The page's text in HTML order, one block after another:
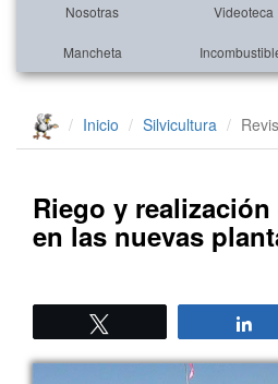
Nosotras Videoteca
Mancheta
Inicio Silvicultura
Riego y
en las nuevas